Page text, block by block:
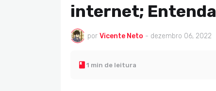
internet; Entenda
por Vicente Neto - dezembro 06, 2022
1 min de leitura